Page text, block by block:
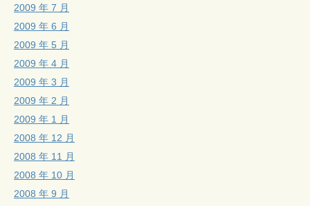
2009 年 7 月
2009 年 6 月
2009 年 5 月
2009 年 4 月
2009 年 3 月
2009 年 2 月
2009 年 1 月
2008 年 12 月
2008 年 11 月
2008 年 10 月
2008 年 9 月